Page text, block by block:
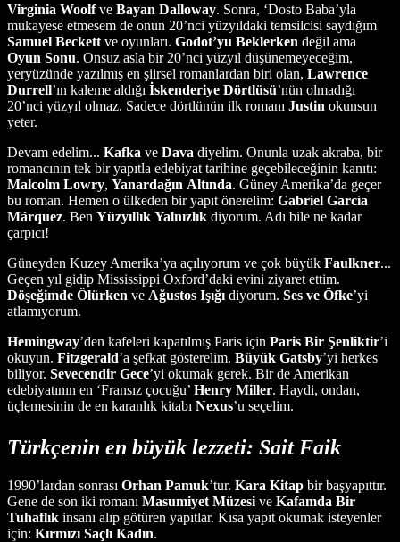
Virginia Woolfve Bayan Dalloway. Sonra, ‘Dosto Baba’yla
mukayese etmesem de onun 20’nci yüzyıldaki temsilcisi saydığım
Samuel Beckett ve oyunları. Godot’yu Beklerken değil ama
Oyun Sonu. Onsuz asla bir 20’nci yüzyıl düşünemeyeceğim,
yeryüzünde yazılmış en şiirsel romanlardan biri olan, Lawrence
Durrell’ın kaleme aldığı İskenderiye Dörtlüsü’nün olmadığı
20’nci yüzyıl olmaz. Sadece dörtlünün ilk romanı Justin okunsun
yeter.
Devam edelim... Kafka ve Dava diyelim. Onunla uzak akraba, bir
romancının tek bir yapıtla edebiyat tarihine geçebileceğinin kanıtı:
Malcolm Lowry, Yanardağın Altında. Güney Amerika’da geçer
bu roman. Hemen o ülkeden bir yapıt önerelim: Gabriel García
Márquez. Ben Yüzyıllık Yalnızlık diyorum. Adı bile ne kadar
çarpıcı!
Güneyden Kuzey Amerika’ya açılıyorum ve çok büyük Faulkner...
Geçen yıl gidip Mississippi Oxford’daki evini ziyaret ettim.
Döşeğimde Ölürken ve Ağustos Işığı diyorum. Ses ve Öfke’yi
atlamıyorum.
Hemingway’den kafeleri kapatılmış Paris için Paris Bir Şenliktir’i
okuyun. Fitzgerald’a şefkat gösterelim. Büyük Gatsby’yi herkes
biliyor. Sevecendir Gece’yi okumak gerek. Bir de Amerikan
edebiyatının en ‘Fransız çocuğu’ Henry Miller. Haydi, ondan,
üçlemesinin de en karanlık kitabı Nexus’u seçelim.
Türkçenin en büyük lezzeti: Sait Faik
1990’lardan sonrası Orhan Pamuk’tur. Kara Kitap bir başyapıttır.
Gene de son iki romanı Masumiyet Müzesi ve Kafamda Bir
Tuhaflık insanı alıp götüren yapıtlar. Kısa yapıt okumak isteyenler
için: Kırmızı Saçlı Kadın.